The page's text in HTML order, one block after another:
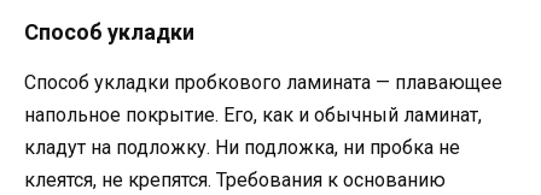
Способ укладки
Способ укладки пробкового ламината — плавающее
напольное покрытие. Его, как и обычный ламинат,
кладут на подложку. Ни подложка, ни пробка не
клеятся, не крепятся. Требования к основанию